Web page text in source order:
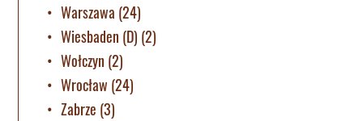
Warszawa (24)
Wiesbaden (D) (2)
Wołczyn (2)
Wrocław (24)
Zabrze (3)